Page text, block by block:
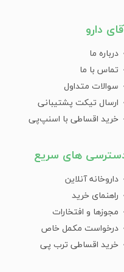
به صورت زیر
می‌تواند به بهبود
به کاهش وزن کمک
است.
گیاهی مانند زردچوبه،
می‌شود.
و فشارخون را کاهش
خاصیت آرام‌بخش دارند
در نتیجه کاهش
فشارخون چه
دارو
درباره ما
تماس با ما
سوالات متداول
ارسال تیکت پشتیبانی
خرید اقساطی با اسنپ‌پی
های سریع
داروخانه آنلاین
راهنمای خرید
مجوزها و افتخارات
درخواست مکمل خاص
خرید اقساطی ترب پی